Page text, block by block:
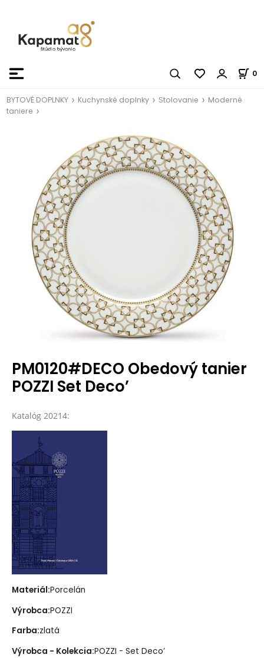
0
BYTOVÉ DOPLNKY Kuchynské doplnky Stolovanie
Moderné
taniere
PM0120#DECO Obedový tanier
POZZI Set Deco’
Katalóg 20214:
Materiál:Porcelán
Výrobca:POZZI
Farba:zlatá
Výrobca - Kolekcia:POZZI - Set Deco’